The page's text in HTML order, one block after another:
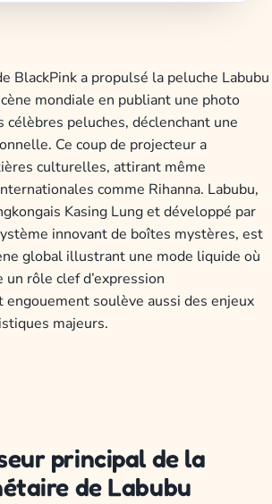
BlackPink a propulsé la peluche Labubu
mondiale en publiant une photo
célèbres peluches, déclenchant une
Ce coup de projecteur a
culturelles, attirant même
comme Rihanna. Labubu,
Kasing Lung et développé par
innovant de boîtes mystères, est
global illustrant une mode liquide où
rôle clef d’expression
soulève aussi des enjeux
majeurs.
principal de la
de Labubu